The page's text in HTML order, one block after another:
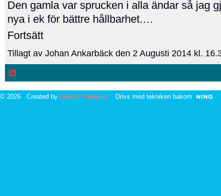
Den gamla var sprucken i alla ändar så jag
nya i ek för bättre hållbarhet.…
Fortsätt
Tillagt av Johan Ankarbäck den 2 Augusti 2014 kl.
© 2026 Created by Anders Værnéus . Drivs med tekniken bakom